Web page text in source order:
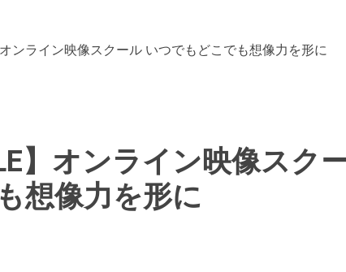
オンライン映像スクール いつでもどこでも想像力を形に
】オンライン映像スク
想像力を形に